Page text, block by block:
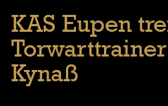
KAS Eupen
Kynaß